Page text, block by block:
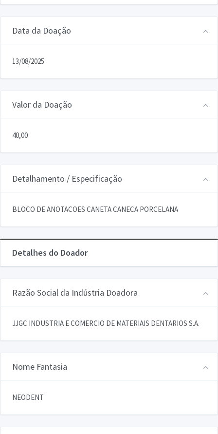
Data da Doação
13/08/2025
Valor da Doação
40,00
Detalhamento / Especificação
BLOCO DE ANOTACOES CANETA CANECA PORCELANA
Detalhes do Doador
Razão Social da Indústria Doadora
JJGC INDUSTRIA E COMERCIO DE MATERIAIS DENTARIOS S.A.
Nome Fantasia
NEODENT